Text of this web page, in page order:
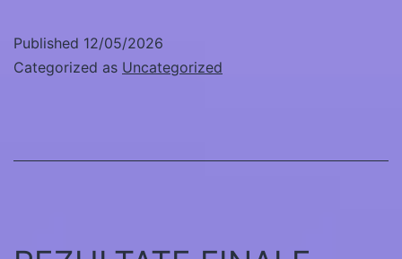
Published 12/05/2026
Categorized as Uncategorized